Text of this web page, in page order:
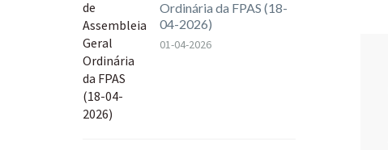
Ordinária da FPAS (18-
04-2026)
01-04-2026